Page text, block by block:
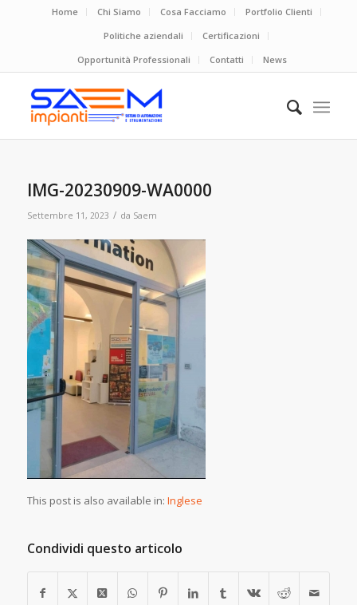
Home Chi Siamo Cosa Facciamo
Portfolio Clienti
Politiche aziendali
Certificazioni
Opportunità Professionali
Contatti News
IMG-20230909-WA0000
Settembre 11, 2023 / da Saem
This post is also available in: Inglese
Condividi questo articolo